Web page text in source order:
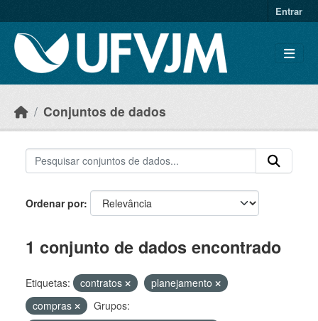
Entrar
Conjuntos de dados
Ordenar por
1 conjunto de dados encontrado
Etiquetas: contratos
planejamento
compras
Grupos: